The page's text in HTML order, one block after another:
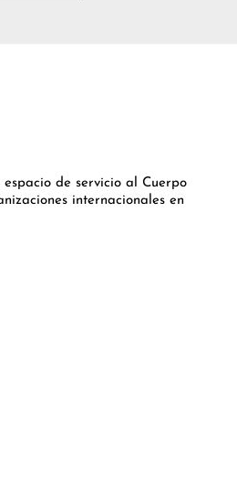
espacio de servicio al Cuerpo
internacionales en